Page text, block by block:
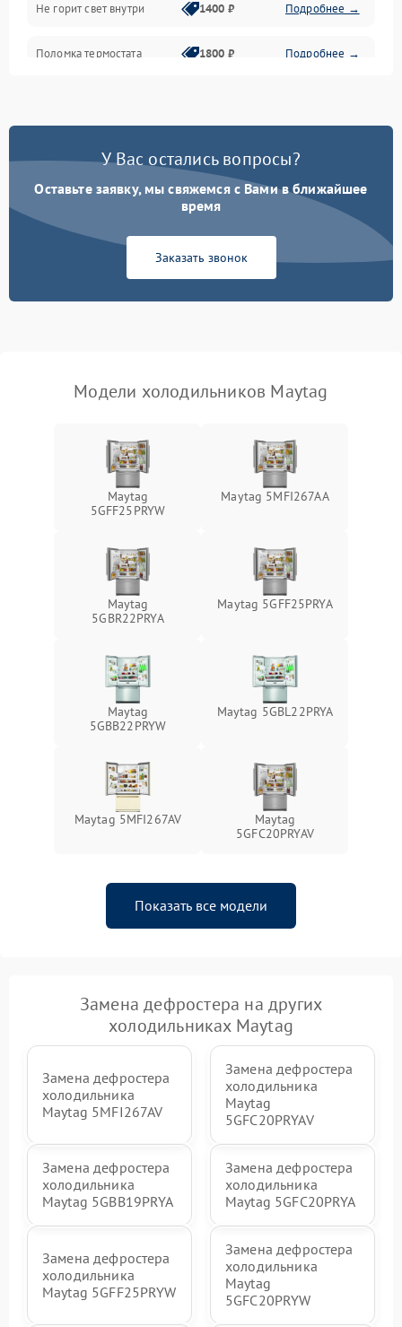
Не горит свет внутри 1400 ₽ Подробнее →
Поломка термостата 1800 ₽ Подробнее →
Образование конденсата
1800 ₽ Подробнее →
Сбой в работе инвертора
работе
2000 ₽ Подробнее →
У Вас остались вопросы?
Оставьте заявку, мы свяжемся с Вами в ближайшее
время
Заказать звонок
Модели холодильников Maytag
Maytag
5GFF25PRYW
Maytag 5MFI267AA
Maytag
5GBR22PRYA
Maytag 5GFF25PRYA
Maytag
5GBB22PRYW
Maytag 5GBL22PRYA
Maytag 5MFI267AV
Maytag
5GFC20PRYAV
Показать все модели
Замена дефростера на других
холодильниках Maytag
Замена дефростера
холодильника
Maytag 5MFI267AV
Замена дефростера
холодильника
Maytag
5GFC20PRYAV
Замена дефростера
холодильника
Maytag 5GBB19PRYA
Замена дефростера
холодильника
Maytag 5GFC20PRYA
Замена дефростера
холодильника
Maytag 5GFF25PRYW
Замена дефростера
холодильника
Maytag
5GFC20PRYW